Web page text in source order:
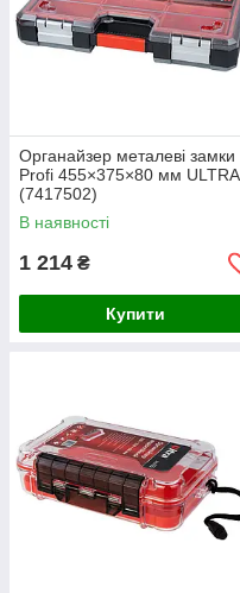
Органайзер металеві замки
Profi 455×375×80 мм ULTRA
(7417502)
В наявності
1 214 ₴
Купити